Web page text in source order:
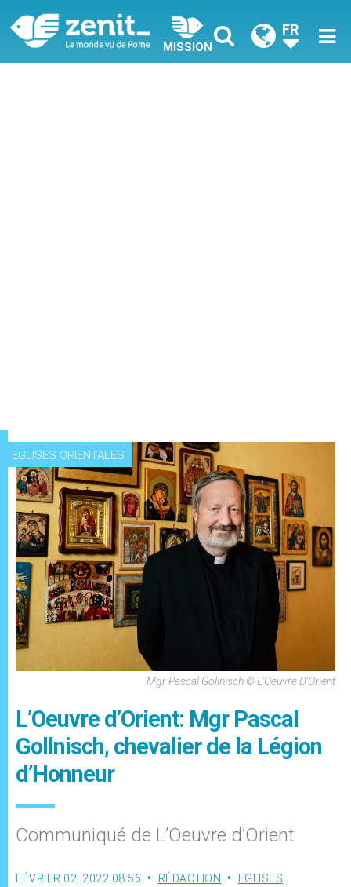
MISSION
FR
EGLISES ORIENTALES
Mgr Pascal Gollnisch © L'Oeuvre D'Orient
L’Oeuvre d’Orient: Mgr Pascal
Gollnisch, chevalier de la Légion
d’Honneur
Communiqué de L’Oeuvre d’Orient
FÉVRIER 02, 2022 08:56 RÉDACTION
EGLISES